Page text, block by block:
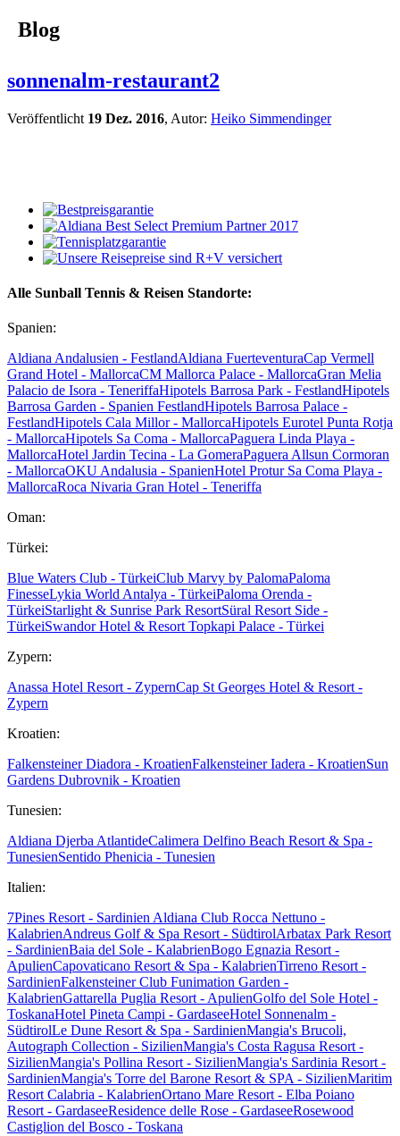
Blog
sonnenalm-restaurant2
Veröffentlicht 19 Dez. 2016, Autor: Heiko Simmendinger
Alle Sunball Tennis & Reisen Standorte:
Spanien:
Aldiana Andalusien - FestlandAldiana FuerteventuraCap Vermell
Grand Hotel - MallorcaCM Mallorca Palace - MallorcaGran Melia
Palacio de Isora - TeneriffaHipotels Barrosa Park - FestlandHipotels
Barrosa Garden - Spanien FestlandHipotels Barrosa Palace -
FestlandHipotels Cala Millor - MallorcaHipotels Eurotel Punta Rotja
- MallorcaHipotels Sa Coma - MallorcaPaguera Linda Playa -
MallorcaHotel Jardin Tecina - La GomeraPaguera Allsun Cormoran
- MallorcaOKU Andalusia - SpanienHotel Protur Sa Coma Playa -
MallorcaRoca Nivaria Gran Hotel - Teneriffa
Oman:
Türkei:
Blue Waters Club - TürkeiClub Marvy by PalomaPaloma
FinesseLykia World Antalya - TürkeiPaloma Orenda -
TürkeiStarlight & Sunrise Park ResortSüral Resort Side -
TürkeiSwandor Hotel & Resort Topkapi Palace - Türkei
Zypern:
Anassa Hotel Resort - ZypernCap St Georges Hotel & Resort -
Zypern
Kroatien:
Falkensteiner Diadora - KroatienFalkensteiner Iadera - KroatienSun
Gardens Dubrovnik - Kroatien
Tunesien:
Aldiana Djerba AtlantideCalimera Delfino Beach Resort & Spa -
TunesienSentido Phenicia - Tunesien
Italien:
7Pines Resort - Sardinien Aldiana Club Rocca Nettuno -
KalabrienAndreus Golf & Spa Resort - SüdtirolArbatax Park Resort
- SardinienBaia del Sole - KalabrienBogo Egnazia Resort -
ApulienCapovaticano Resort & Spa - KalabrienTirreno Resort -
SardinienFalkensteiner Club Funimation Garden -
KalabrienGattarella Puglia Resort - ApulienGolfo del Sole Hotel -
ToskanaHotel Pineta Campi - GardaseeHotel Sonnenalm -
SüdtirolLe Dune Resort & Spa - SardinienMangia's Brucoli,
Autograph Collection - SizilienMangia's Costa Ragusa Resort -
SizilienMangia's Pollina Resort - SizilienMangia's Sardinia Resort -
SardinienMangia's Torre del Barone Resort & SPA - SizilienMaritim
Resort Calabria - KalabrienOrtano Mare Resort - Elba Poiano
Resort - GardaseeResidence delle Rose - GardaseeRosewood
Castiglion del Bosco - Toskana